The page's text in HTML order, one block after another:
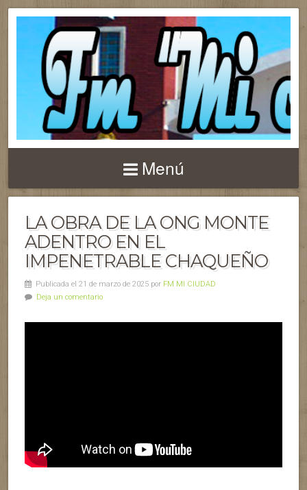
Menú
LA OBRA DE LA ONG MONTE
ADENTRO EN EL
IMPENETRABLE CHAQUEÑO
Publicada el 21 de marzo de 2025 por FM MI CIUDAD
Deja un comentario